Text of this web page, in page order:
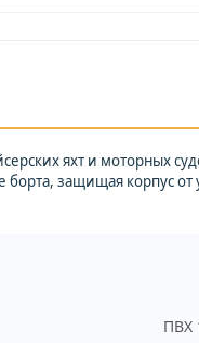
яхт и моторных
защищая корпус от
ПВХ